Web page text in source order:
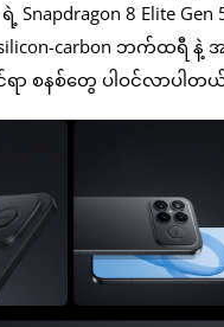
Snapdragon 8 Elite Gen
silicon-carbon ဘက်ထရီ နဲ့
ာ စနစ်တွေ ပါဝင်လာပါတ